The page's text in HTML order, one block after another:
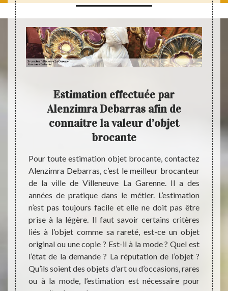
un
une
vous
Estimation effectuée par
Alenzimra Debarras afin de
connaitre la valeur d’objet
brocante
Pour toute estimation objet brocante, contactez
Alenzimra Debarras, c’est le meilleur brocanteur
de la ville de Villeneuve La Garenne. Il a des
années de pratique dans le métier. L’estimation
n’est pas toujours facile et elle ne doit pas être
prise à la légère. Il faut savoir certains critères
liés à l’objet comme sa rareté, est-ce un objet
original ou une copie ? Est-il à la mode ? Quel est
l’état de la demande ? La réputation de l’objet ?
Qu’ils soient des objets d’art ou d’occasions, rares
ou à la mode, l’estimation est nécessaire pour
Il
pour
aisé
à